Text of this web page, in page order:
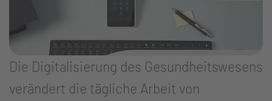
Die Digitalisierung des Gesundheitswesens
verändert die tägliche Arbeit von